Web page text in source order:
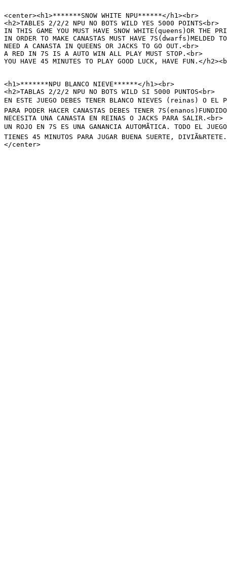
<center><h1>*******SNOW WHITE NPU******</h1><br>
<h2>TABLES 2/2/2 NPU NO BOTS WILD YES 5000 POINTS<br>
IN THIS GAME YOU MUST HAVE SNOW WHITE(queens)OR
IN ORDER TO MAKE CANASTAS MUST HAVE 7S(dwarfs)MELDED
NEED A CANASTA IN QUEENS OR JACKS TO GO OUT.<br>
A RED IN 7S IS A AUTO WIN ALL PLAY MUST STOP.<br>
YOU HAVE 45 MINUTES TO PLAY GOOD LUCK, HAVE FUN.</
<h1>*******NPU BLANCO NIEVE******</h1><br>
<h2>TABLAS 2/2/2 NPU NO BOTS WILD SI 5000 PUNTOS<br>
EN ESTE JUEGO DEBES TENER BLANCO NIEVES (reinas) O
PARA PODER HACER CANASTAS DEBES TENER
NECESITA UNA CANASTA EN REINAS O JACKS PARA SALIR.<br>
UN ROJO EN 7S ES UNA GANANCIA AUTOMÃTICA. TODO EL
TIENES 45 MINUTOS PARA JUGAR BUENA SUERTE,
</center>